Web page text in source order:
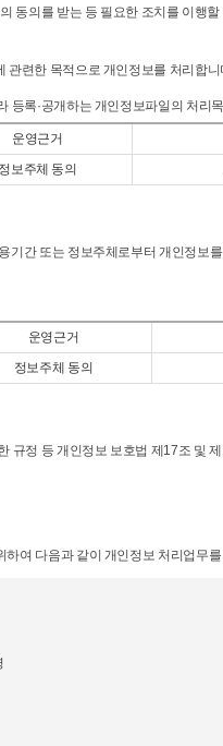
동의를 받는 등 필요한 조치를 이행
관련한 목적으로 개인정보를 처리합니
록·공개하는 개인정보파일의 처리
운영근거
정보주체 동의
간 또는 정보주체로부터 개인정보
운영근거
정보주체 동의
정 등 개인정보 보호법 제17조 및
여 다음과 같이 개인정보 처리업무를